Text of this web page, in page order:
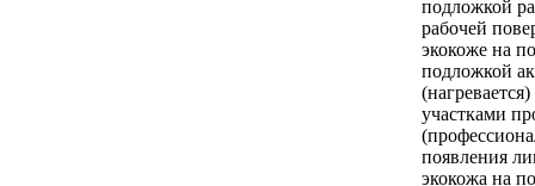
подложкой
рабочей
экокоже на
подложкой
участками
появления
экокожа на